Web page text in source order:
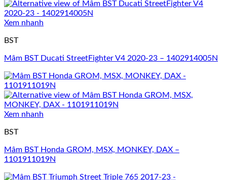
Xem nhanh
BST
Mâm BST Ducati StreetFighter V4 2020-23 – 1402914005N
Xem nhanh
BST
Mâm BST Honda GROM, MSX, MONKEY, DAX –
1101911019N